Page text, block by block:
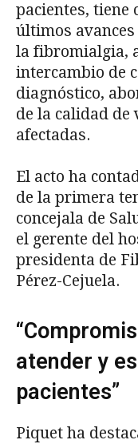
pacientes, tiene
últimos
la fibromialgia,
intercambio de
diagnóstico,
de la calidad de
afectadas.
El acto ha
de la primera
concejala de
el gerente del
presidenta de
Pérez-Cejuela.
atender y
pacientes”
Piquet ha